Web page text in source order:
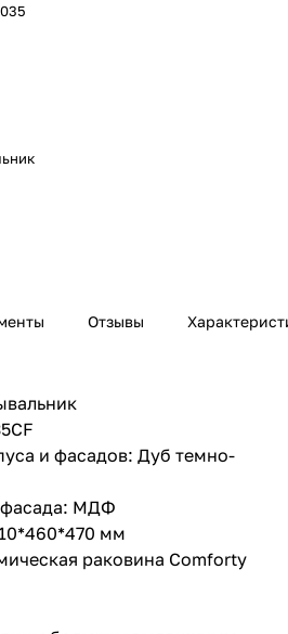
Отзывы
и фасадов: Дуб темно-
фасада: МДФ
мм
раковина Comforty